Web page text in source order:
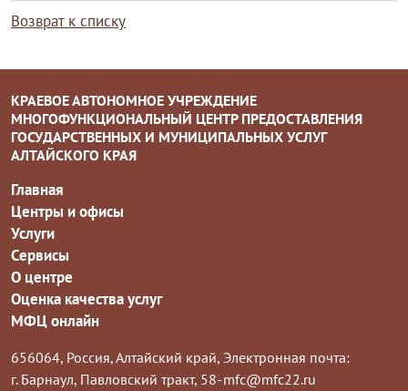
Возврат к списку
КРАЕВОЕ АВТОНОМНОЕ УЧРЕЖДЕНИЕ
МНОГОФУНКЦИОНАЛЬНЫЙ ЦЕНТР ПРЕДОСТАВЛЕНИЯ
ГОСУДАРСТВЕННЫХ И МУНИЦИПАЛЬНЫХ УСЛУГ
АЛТАЙСКОГО КРАЯ
Главная
Центры и офисы
Услуги
Сервисы
О центре
Оценка качества услуг
МФЦ онлайн
656064, Россия, Алтайский край,
г. Барнаул, Павловский тракт, 58-
Электронная почта:
mfc@mfc22.ru